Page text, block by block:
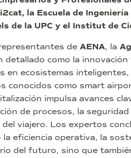
la Escuela de
de la UPC y el Institut de
de AENA, la
detallado como la
en ecosistemas
conocidos como smart
impulsa avances
de procesos, la
del viajero. Los expertos
la eficiencia operativa, la
del futuro, sino que